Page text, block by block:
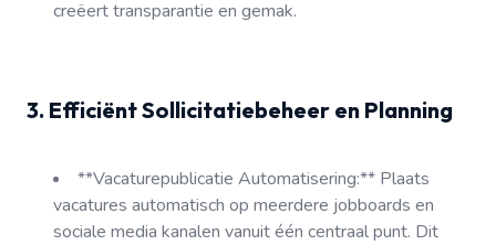
creëert transparantie en gemak.
3. Efficiënt Sollicitatiebeheer en Planning
**Vacaturepublicatie Automatisering:** Plaats
vacatures automatisch op meerdere jobboards en
sociale media kanalen vanuit één centraal punt. Dit